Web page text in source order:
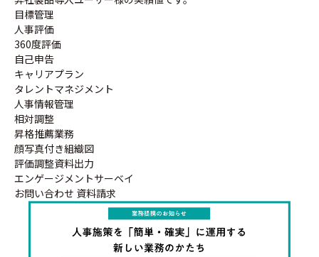
目標管理
人事評価
360度評価
自己申告
キャリアプラン
タレントマネジメント
人事情報管理
相対調整
昇格推薦業務
顔写真付き組織図
評価調整資料出力
エンゲージメントサーベイ
お問い合わせ 資料請求